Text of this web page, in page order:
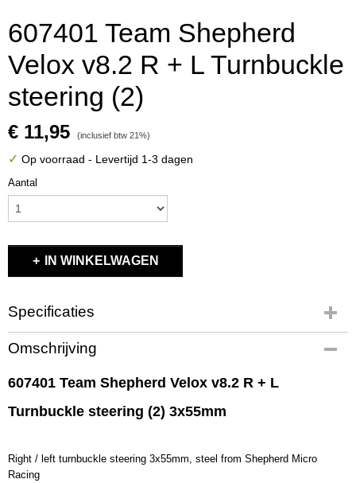
607401 Team Shepherd
Velox v8.2 R + L Turnbuckle
steering (2)
€ 11,95 (inclusief btw 21%)
✓ Op voorraad - Levertijd 1-3 dagen
Aantal
IN WINKELWAGEN
Specificaties
Productcode
607401
EAN code
Productcode leverancier
0,30 Kg
Omschrijving
607401 Team Shepherd Velox v8.2 R + L
Turnbuckle steering (2) 3x55mm
Right / left turnbuckle steering 3x55mm, steel from Shepherd Micro
Racing